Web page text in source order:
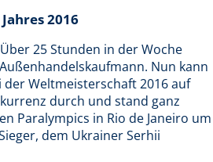
2016
25 Stunden in der Woche
Nun kann
Weltmeisterschaft 2016 auf
durch und stand ganz
Paralympics in Rio de Janeiro um
dem Ukrainer Serhii